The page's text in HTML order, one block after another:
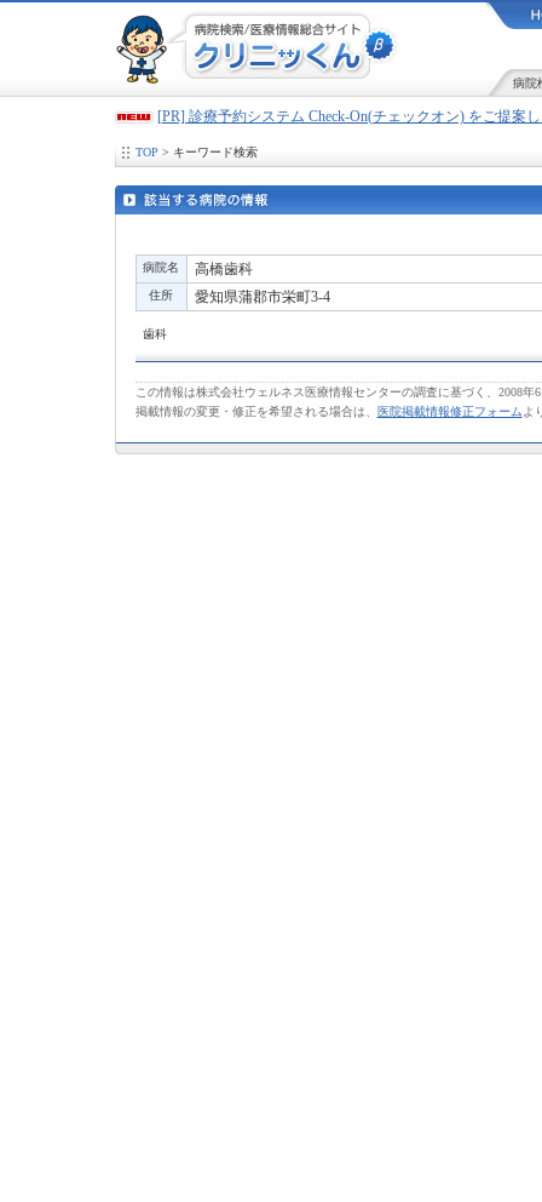
病院
[PR] 診療予約システム Check-On(チェックオン) をご提案
TOP > キーワード検索
病院名 高橋歯科
住所 愛知県蒲郡市栄町3-4
歯科
この情報は株式会社ウェルネス医療情報センターの調査に基づく、2008年
掲載情報の変更・修正を希望される場合は、
医院掲載情報修正フォーム よ